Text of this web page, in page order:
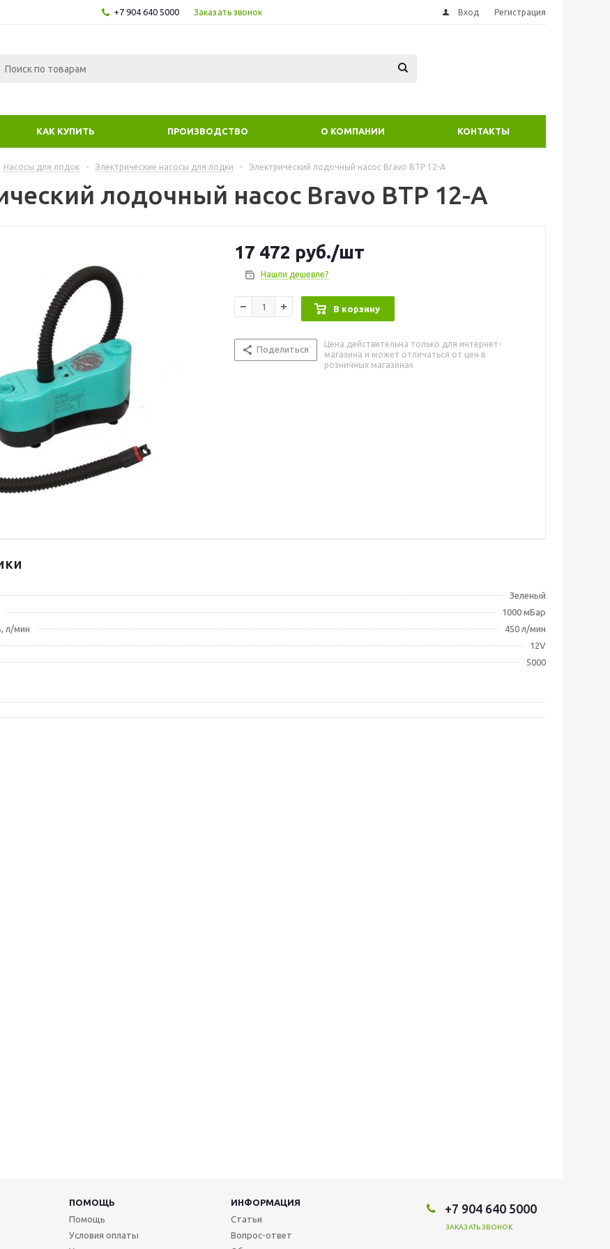
+7 904 640 5000 Заказать звонок Вход Регистрация
КАК КУПИТЬ ПРОИЗВОДСТВО О КОМПАНИИ КОНТАКТЫ
Насосы для лодок - Электрические насосы для лодки - Электрический лодочный насос Bravo BTP 12-A
лодочный насос Bravo BTP 12-A
17 472 руб./шт
Нашли дешевле?
В корзину
Поделиться
Цена действительна только для интернет-
магазина и может отличаться от цен в
розничных магазинах
Зеленый
1000 мБар
л/мин
450 л/мин
12V
5000
ПОМОЩЬ
ИНФОРМАЦИЯ
Помощь
Условия оплаты
Статьи
Вопрос-ответ
+7 904 640 5000
ЗАКАЗАТЬ ЗВОНОК